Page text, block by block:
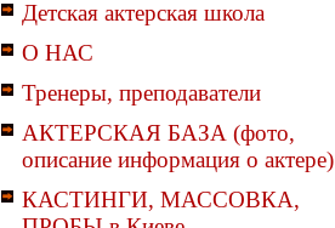
Детская актерская школа
О НАС
Тренеры, преподаватели
АКТЕРСКАЯ БАЗА (фото,
описание информация о актере)
КАСТИНГИ, МАССОВКА,